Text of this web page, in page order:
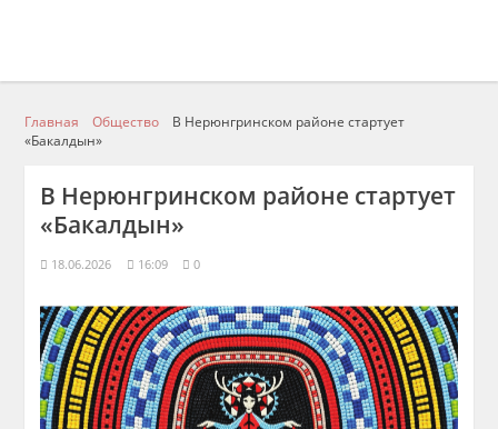
Главная Общество
В Нерюнгринском районе стартует
«Бакалдын»
В Нерюнгринском районе стартует
«Бакалдын»
18.06.2026 16:09 0